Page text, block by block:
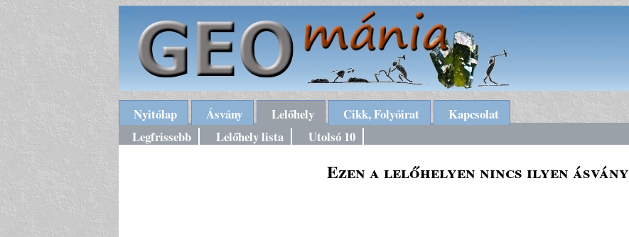
Nyitólap Ásvány Lelőhely Cikk, Folyóirat
Kapcsolat
Legfrissebb
Lelőhely lista Utolsó 10
Ezen a lelőhelyen nincs ilyen ásvány